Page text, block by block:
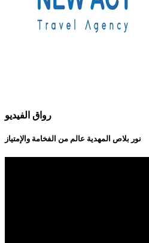
رواق الفيديو
نور بلاص المهدية عالم من الفخامة والإمتياز